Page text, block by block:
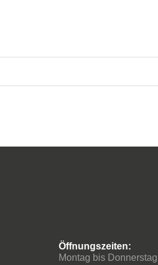
Öffnungszeiten:
Montag bis